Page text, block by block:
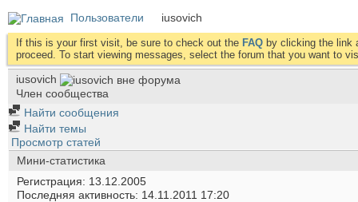
Пользователи iusovich
If this is your first visit, be sure to check out the FAQ by clicking the link
proceed. To start viewing messages, select the forum that you want to
iusovich
Член сообщества
Найти сообщения
Найти темы
Просмотр статей
Мини-статистика
Регистрация
13.12.2005
Последняя активность 14.11.2011 17:20